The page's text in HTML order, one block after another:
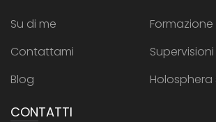
Su di me
Formazione
Contattami
Supervisioni
Blog
Holosphera
CONTATTI